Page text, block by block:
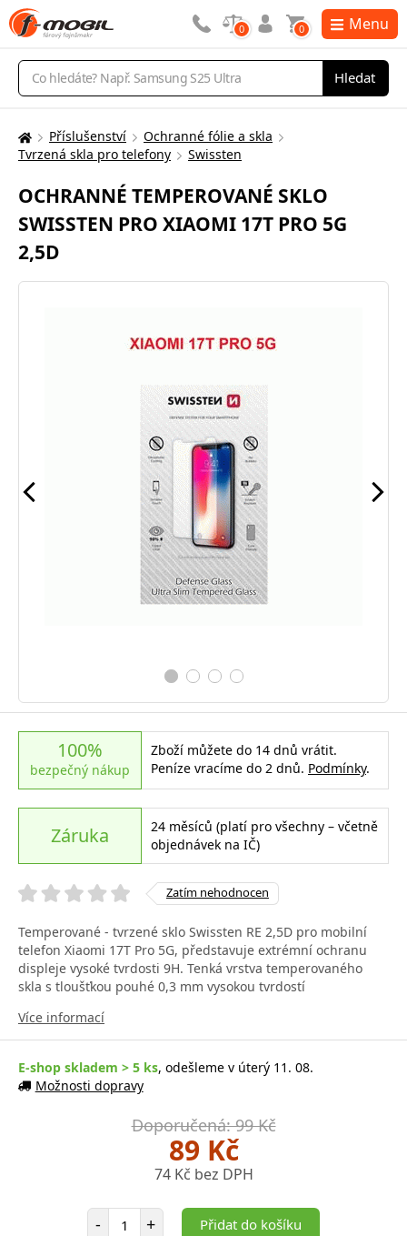
Vyhledávání
Hledat
0 0 Menu
Zde
nacházíte:
Příslušenství
Ochranné fólie a skla
Tvrzená skla pro telefony
Swissten
OCHRANNÉ TEMPEROVANÉ SKLO
SWISSTEN PRO XIAOMI 17T PRO 5G
2,5D
100%
bezpečný nákup
Zboží můžete do 14 dnů vrátit.
Peníze vracíme do 2 dnů. Podmínky.
Záruka
24 měsíců (platí pro všechny – včetně
objednávek na IČ)
Zatím nehodnocen
Temperované - tvrzené sklo Swissten RE 2,5D pro mobilní
telefon Xiaomi 17T Pro 5G, představuje extrémní ochranu
displeje vysoké tvrdosti 9H. Tenká vrstva temperovaného
skla s tloušťkou pouhé 0,3 mm vysokou tvrdostí
Více informací
E-shop skladem > 5 ks, odešleme v úterý 11. 08.
Možnosti dopravy
Doporučená: 99 Kč
89 Kč
74 Kč bez DPH
- Počet položek
+ Přidat do košíku